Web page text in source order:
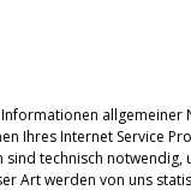
Ihres Internet Service
technisch
Art werden von uns